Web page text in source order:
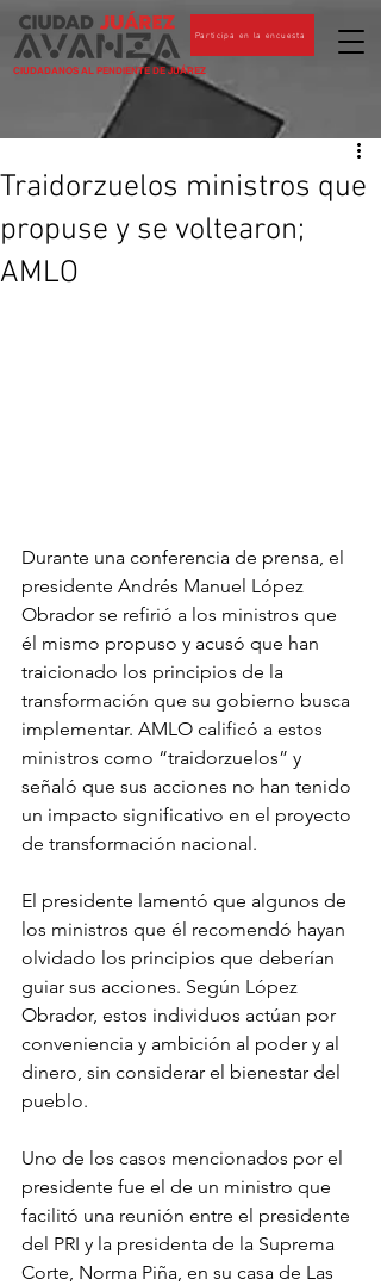
CIUDADANOS AL PENDIENTE DE JUÁREZ
Participa en la encuesta
Traidorzuelos ministros que
propuse y se voltearon;
AMLO
Durante una conferencia de prensa, el
presidente Andrés Manuel López
Obrador se refirió a los ministros que
él mismo propuso y acusó que han
traicionado los principios de la
transformación que su gobierno busca
implementar. AMLO calificó a estos
ministros como “traidorzuelos” y
señaló que sus acciones no han tenido
un impacto significativo en el proyecto
de transformación nacional.
El presidente lamentó que algunos de
los ministros que él recomendó hayan
olvidado los principios que deberían
guiar sus acciones. Según López
Obrador, estos individuos actúan por
conveniencia y ambición al poder y al
dinero, sin considerar el bienestar del
pueblo.
Uno de los casos mencionados por el
presidente fue el de un ministro que
facilitó una reunión entre el presidente
del PRI y la presidenta de la Suprema
Corte, Norma Piña, en su casa de Las